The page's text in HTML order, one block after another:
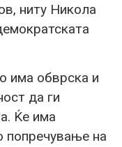
ниту Никола
има обврска и
да ги
Ќе има
попречување на